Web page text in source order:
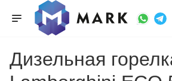
Дизельная